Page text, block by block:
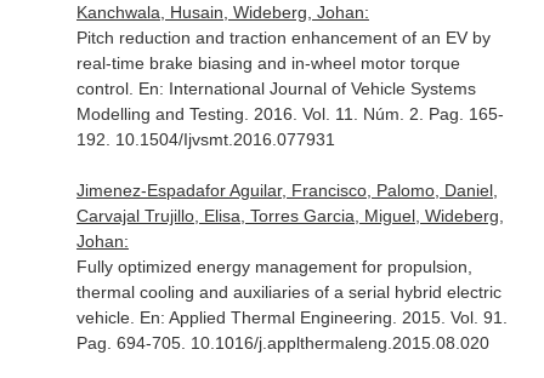
Kanchwala, Husain, Wideberg, Johan:
Pitch reduction and traction enhancement of an EV by
real-time brake biasing and in-wheel motor torque
control. En: International Journal of Vehicle Systems
Modelling and Testing . 2016. Vol. 11. Núm. 2. Pag. 165-
192. 10.1504/Ijvsmt.2016.077931
Jimenez-Espadafor Aguilar, Francisco, Palomo, Daniel,
Carvajal Trujillo, Elisa, Torres Garcia, Miguel, Wideberg,
Johan:
Fully optimized energy management for propulsion,
thermal cooling and auxiliaries of a serial hybrid electric
vehicle. En: Applied Thermal Engineering . 2015. Vol. 91.
Pag. 694-705. 10.1016/j.applthermaleng.2015.08.020